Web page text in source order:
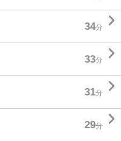
34分 
33分 
31分 
29分 